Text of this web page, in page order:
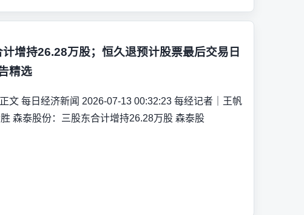
增持26.28万股；恒久退预计股票最后交易日
精选
文 每日经济新闻 2026-07-13 00:32:23 每经记者｜王帆
森泰股份：三股东合计增持26.28万股 森泰股